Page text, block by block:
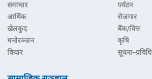
समाचार
आर्थिक
खेलकुद
मनोरञ्जन
विचार
पर्यटन
रोजगार
बैंक/वित्त
कृषि
सूचना–प्रविधि